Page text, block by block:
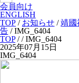
会員向け
ENGLISH
TOP / お知らせ /靖國
告 /IMG_6404
TOP// IMG_6404
2025年07月15日
IMG_6404